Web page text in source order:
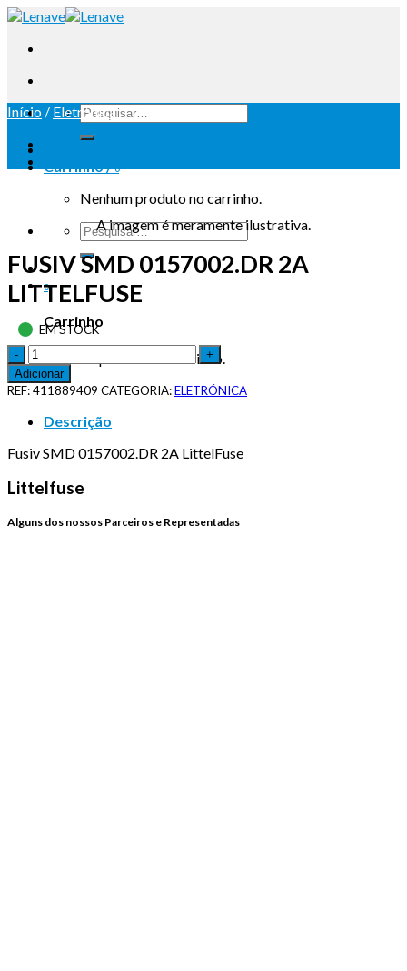
Carrinho /0
Nenhum produto no carrinho.
0
Carrinho
Nenhum produto no carrinho.
Início / Eletrónica
A imagem é meramente ilustrativa.
FUSIV SMD 0157002.DR 2A
LITTELFUSE
EM STOCK
Adicionar
REF:411889409 CATEGORIA:ELETRÓNICA
Descrição
Fusiv SMD 0157002.DR 2A LittelFuse
Littelfuse
Alguns dos nossos Parceiros e Representadas